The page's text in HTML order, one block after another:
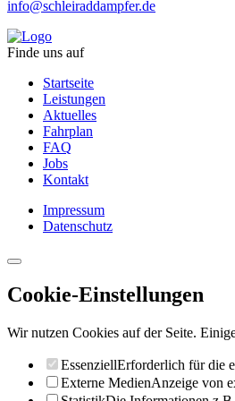
info@schleiraddampfer.de
Finde uns auf
Startseite
Leistungen
Aktuelles
Fahrplan
FAQ
Jobs
Kontakt
Impressum
Datenschutz
Cookie-Einstellungen
Wir nutzen Cookies auf der Seite.
EssenziellErforderlich für die
Externe MedienAnzeige von